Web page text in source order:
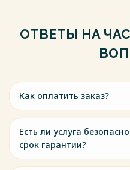
ОТВЕТЫ НА
Как оплатить заказ?
Есть ли услуга
срок гарантии?